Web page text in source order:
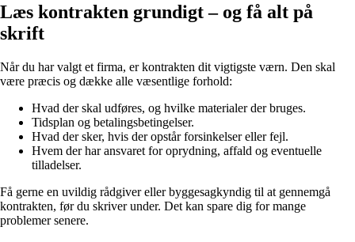
Læs kontrakten grundigt – og få alt på
skrift
Når du har valgt et firma, er kontrakten dit vigtigste værn. Den skal
være præcis og dække alle væsentlige forhold:
Hvad der skal udføres, og hvilke materialer der bruges.
Tidsplan og betalingsbetingelser.
Hvad der sker, hvis der opstår forsinkelser eller fejl.
Hvem der har ansvaret for oprydning, affald og eventuelle
tilladelser.
Få gerne en uvildig rådgiver eller byggesagkyndig til at gennemgå
kontrakten, før du skriver under. Det kan spare dig for mange
problemer senere.